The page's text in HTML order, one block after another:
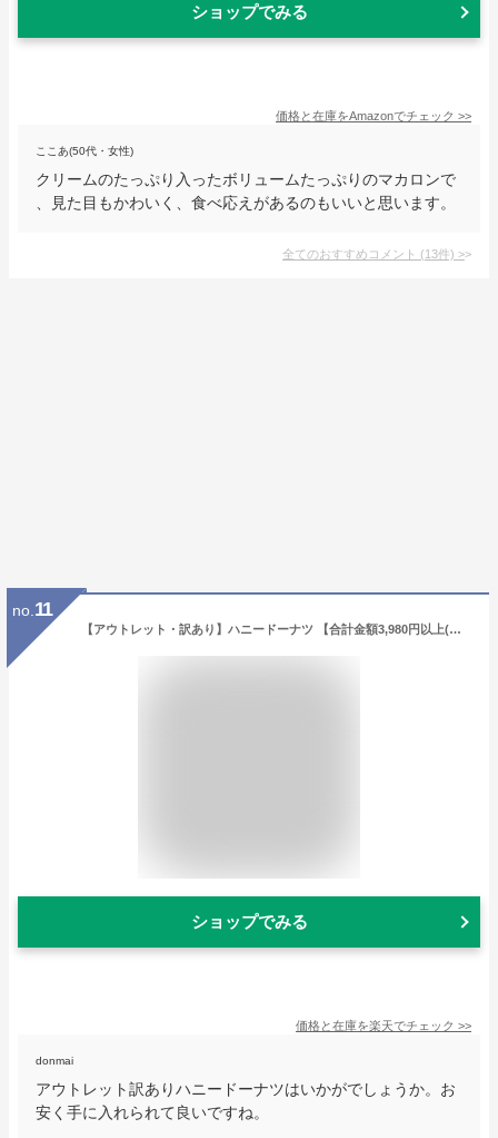
ショップでみる
価格と在庫をAmazonでチェック >>
ここあ(50代・女性)
クリームのたっぷり入ったボリュームたっぷりのマカロンで
、見た目もかわいく、食べ応えがあるのもいいと思います。
全てのおすすめコメント (13件) >
no. 11
【アウトレット・訳あり】ハニードーナツ 【合計金額3,980円以上(税込)で送料無料！(沖縄・離島・一部地域を除く)】
ショップでみる
価格と在庫を楽天でチェック >>
donmai
アウトレット訳ありハニードーナツはいかがでしょうか。お
安く手に入れられて良いですね。